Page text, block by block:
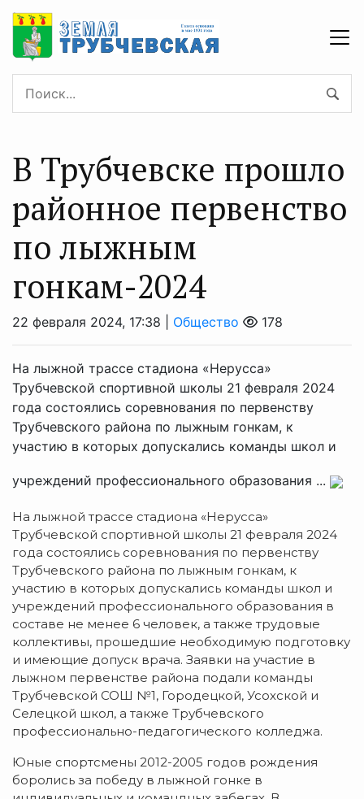
В Трубчевске прошло
районное первенство
по лыжным
гонкам-2024
22 февраля 2024, 17:38 | Общество 178
На лыжной трассе стадиона «Нерусса»
Трубчевской спортивной школы 21 февраля 2024
года состоялись соревнования по первенству
Трубчевского района по лыжным гонкам, к
участию в которых допускались команды школ и
учреждений профессионального образования ...
На лыжной трассе стадиона «Нерусса»
Трубчевской спортивной школы 21 февраля 2024
года состоялись соревнования по первенству
Трубчевского района по лыжным гонкам, к
участию в которых допускались команды школ и
учреждений профессионального образования в
составе не менее 6 человек, а также трудовые
коллективы, прошедшие необходимую подготовку
и имеющие допуск врача. Заявки на участие в
лыжном первенстве района подали команды
Трубчевской СОШ №1, Городецкой, Усохской и
Селецкой школ, а также Трубчевского
профессионально-педагогического колледжа.
Юные спортсмены 2012-2005 годов рождения
боролись за победу в лыжной гонке в